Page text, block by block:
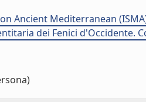
Ancient Mediterranean
dei Fenici d'Occidente.